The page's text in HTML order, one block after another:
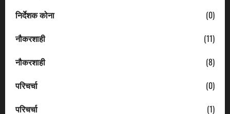
निर्देशक कोना
(0)
नौकरशाही
(11)
नौकरशाही
(8)
परिचर्चा
(0)
परिचर्चा
(1)